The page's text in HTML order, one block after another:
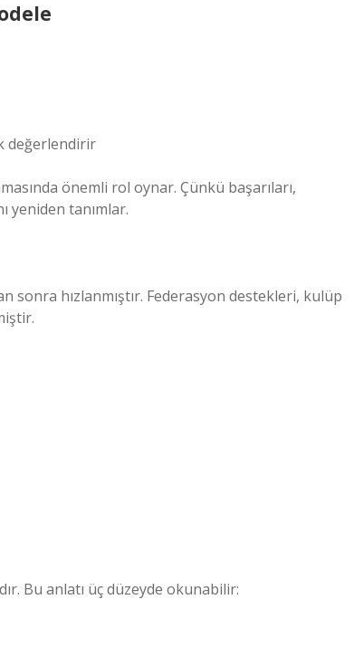
değerlendirir
önemli rol oynar. Çünkü başarıları,
yeniden tanımlar.
sonra hızlanmıştır. Federasyon destekleri, kulüp
Bu anlatı üç düzeyde okunabilir: